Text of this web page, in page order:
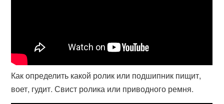
Как определить какой ролик или подшипник пищит,
воет, гудит. Свист ролика или приводного ремня.